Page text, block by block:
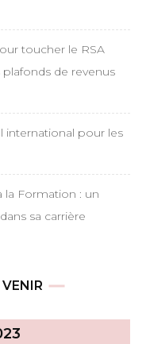
toucher le RSA
de revenus
international pour les
la Formation : un
sa carrière